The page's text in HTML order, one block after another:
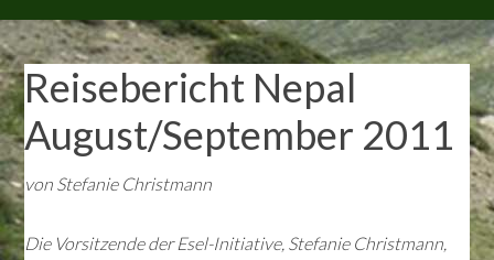
Reisebericht Nepal
August/September 2011
von Stefanie Christmann
Die Vorsitzende der Esel-Initiative, Stefanie Christmann,